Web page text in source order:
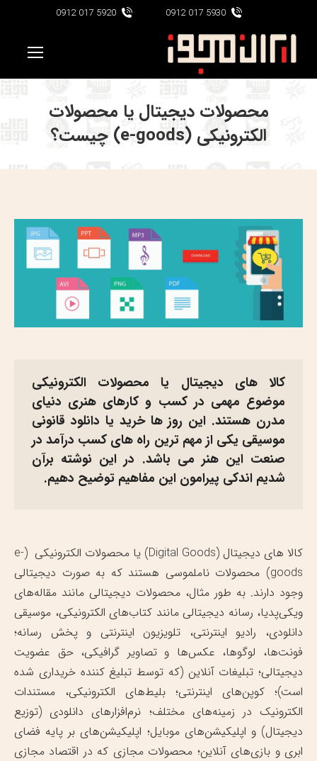
5930 017 0912
5920 017 0912
محصولات دیجیتال یا محصولات
الکترونیکی (e-goods) چیست؟
کالا های دیجیتال یا محصولات الکترونیکی
موضوع مهمی در کسب و کارهای هنری دنیای
مدرن هستند. این روز ها خرید یا دانلود قانونی
موسیقی یکی از مهم ترین راه های کسب درآمد در
صنعت این هنر می باشد. در این نوشته برآن
شدیم اندکی پیرامون این مفاهیم توضیح دهیم.
کالا های دیجیتال (Digital Goods) یا محصولات الکترونیکی (e-
goods) محصولات ناملموسی هستند که به صورت دیجیتالی
وجود دارند. به طور مثال، محصولات دیجیتالی مانند مقاله‌های
ویکی‌پدیا، رسانه دیجیتالی مانند کتاب‌های الکترونیکی، موسیقی
دانلودی، رادیو اینترنتی، تلویزیون اینترنتی و پخش رسانه؛
فونت‌ها، لوگوها، عکس‌ها و تصاویر گرافیکی، حق عضویت
دیجیتالی؛ تبلیغات آنلاین (که توسط تبلیغ کننده خریداری شده
است)؛ کوپن‌های اینترنتی؛ بلیط‌های الکترونیکی، مستندات
الکترونیک در زمینه‌های مختلف؛ نرم‌افزارهای دانلودی (توزیع
دیجیتال) و اپلیکیشن‌های موبایل؛ اپلیکیشن‌های بر پایه فضای
ابری و بازی‌های آنلاین؛‌ محصولات مجازی که در اقتصاد مجازی